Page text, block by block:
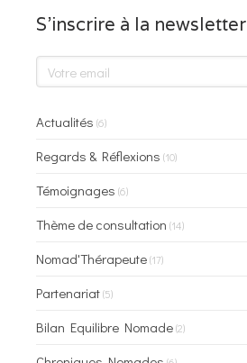
S'inscrire à la newsletter
Votre email
Actualités (6)
Regards & Réflexions (10)
Témoignages (6)
Thème de consultation (14)
Nomad'Thérapeute(17)
Partenariat(5)
Bilan Equilibre Nomade(2)